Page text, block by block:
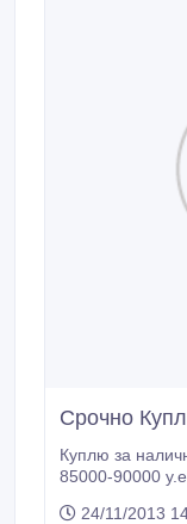
Срочно
Куплю за
85000-90000 у.е 1 и последние этажи не предлогать
24/11/2013